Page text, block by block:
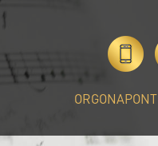
ORGONAPONT